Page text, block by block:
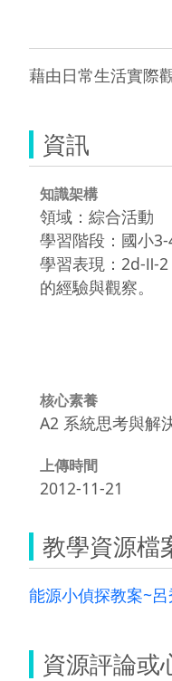
藉由日常生活實際
資訊
知識架構
領域：綜合活動
學習階段：國小
學習表現：2d-Ⅱ-
的經驗與觀察。
核心素養
A2 系統思考與解
上傳時間
2012-11-21
教學資源檔
能源小偵探教案~
資源評論或